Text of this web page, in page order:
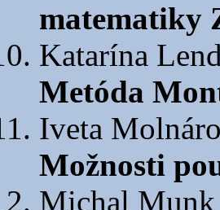
matematiky
Katarína
Metóda
Iveta
Možnosti
Michal Munk